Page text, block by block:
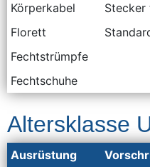
Körperkabel
Stecker
Florett
Fechtstrümpfe
Fechtschuhe
Altersklasse
Ausrüstung